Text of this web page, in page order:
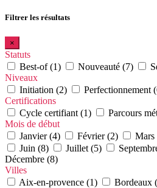
Filtrer les résultats
×
Statuts
Best-of (1)
Nouveauté (7)
Niveaux
Initiation (2)
Perfectionnement
Certifications
Cycle certifiant (1)
Parcours
Mois de début
Janvier (4)
Février (2) Mars
Juin (8)
Juillet (5)
Décembre (8)
Villes
Aix-en-provence (1)
Bordeaux